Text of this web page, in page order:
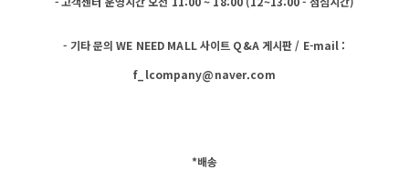
- 기타 문의 WE NEED MALL 사이트 Q&A 게시판 / E-mail :
f_lcompany@naver.com
*배송